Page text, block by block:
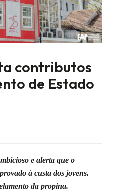
contributos
de Estado
e alerta que o
à custa dos jovens.
da propina.